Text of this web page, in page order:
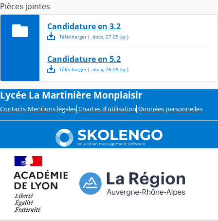
Pièces jointes
Candidature en 3.2
Télécharger( .docx, 27.05 ko)
Candidature en 5.2
Télécharger( .docx, 26.05 ko)
Lycée La Martinière Monplaisir
Contacts Mentions légales Chartes d'utilisation Données personnelles